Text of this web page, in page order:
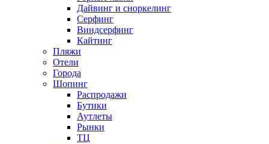
Дайвинг и сноркелинг
Серфинг
Виндсерфинг
Кайтинг
Пляжи
Отели
Города
Шопинг
Распродажи
Бутики
Аутлеты
Рынки
ТЦ